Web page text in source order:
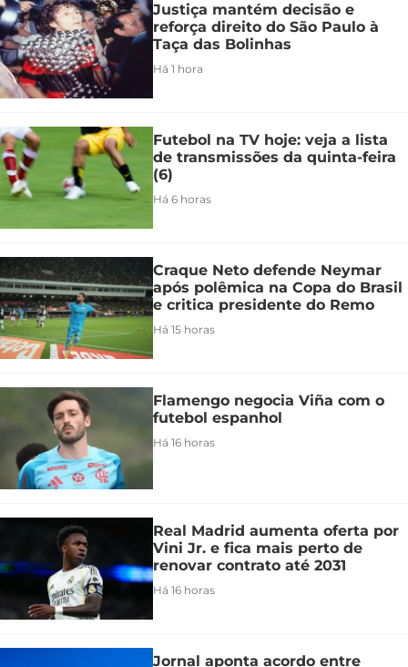
Justiça mantém decisão e
reforça direito do São Paulo à
Taça das Bolinhas
Há 1 hora
Futebol na TV hoje: veja a lista
de transmissões da quinta-feira
(6)
Há 6 horas
Craque Neto defende Neymar
após polêmica na Copa do Brasil
e critica presidente do Remo
Há 15 horas
Flamengo negocia Viña com o
futebol espanhol
Há 16 horas
Real Madrid aumenta oferta por
Vini Jr. e fica mais perto de
renovar contrato até 2031
Há 16 horas
Jornal aponta acordo entre